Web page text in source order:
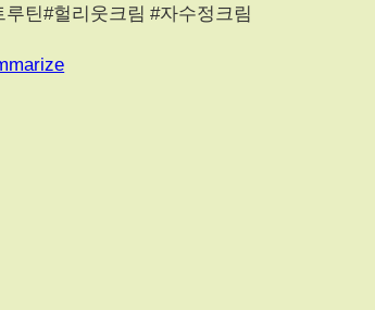
틴#헐리웃크림 #자수정크림